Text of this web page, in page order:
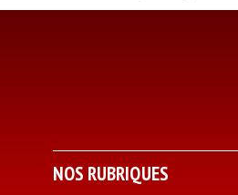
NOS RUBRIQUES